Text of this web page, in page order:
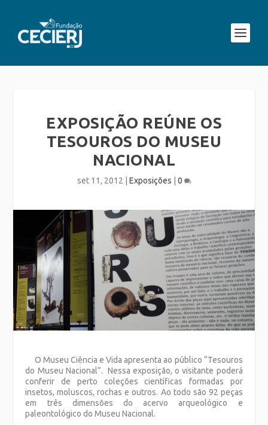
EXPOSIÇÃO REÚNE OS
TESOUROS DO MUSEU
NACIONAL
set 11, 2012 Exposições 0
O Museu Ciência e Vida apresenta ao público “Tesouros
do Museu Nacional”. Nessa exposição, o visitante poderá
conferir de perto coleções científicas formadas por
insetos, moluscos, rochas e outros. Ao todo são 92 peças
em três dimensões do acervo arqueológico e
paleontológico do Museu Nacional.